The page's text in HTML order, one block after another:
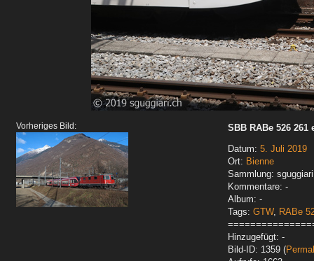
Vorheriges Bild:
SBB RABe 526 261
Datum: 5. Juli 2019
Ort: Bienne
Sammlung:
Kommentare: -
Album: -
Tags: GTW, RABe
Hinzugefügt: -
Bild-ID: 1359 (